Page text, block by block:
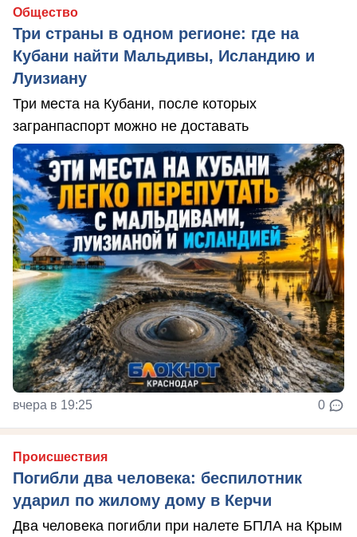
Общество
Три страны в одном регионе: где на
Кубани найти Мальдивы, Исландию и
Луизиану
Три места на Кубани, после которых
загранпаспорт можно не доставать
вчера в 19:25 0
Происшествия
Погибли два человека: беспилотник
ударил по жилому дому в Керчи
Два человека погибли при налете БПЛА на Крым